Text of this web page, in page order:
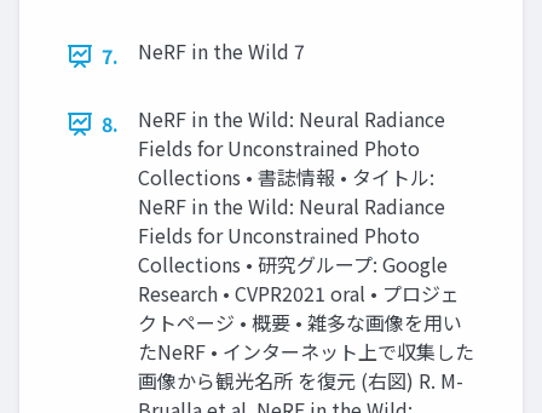
7. NeRF in the Wild 7
8.
NeRF in the Wild: Neural Radiance
Fields for Unconstrained Photo
Collections • 書誌情報 • タイトル:
NeRF in the Wild: Neural Radiance
Fields for Unconstrained Photo
Collections • 研究グループ: Google
Research • CVPR2021 oral • プロジェ
クトページ • 概要 • 雑多な画像を用い
たNeRF • インターネット上で収集した
画像から観光名所 を復元 (右図) R. M-